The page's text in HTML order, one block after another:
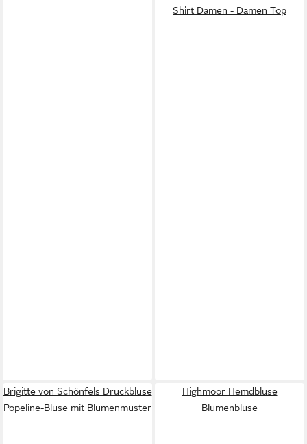
Shirt Damen - Damen Top
Brigitte von Schönfels Druckbluse
Popeline-Bluse mit Blumenmuster
Highmoor Hemdbluse
Blumenbluse